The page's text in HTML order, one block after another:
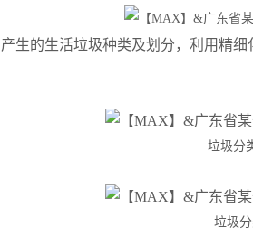
生的生活垃圾种类及划分，利用精
垃圾分
垃圾